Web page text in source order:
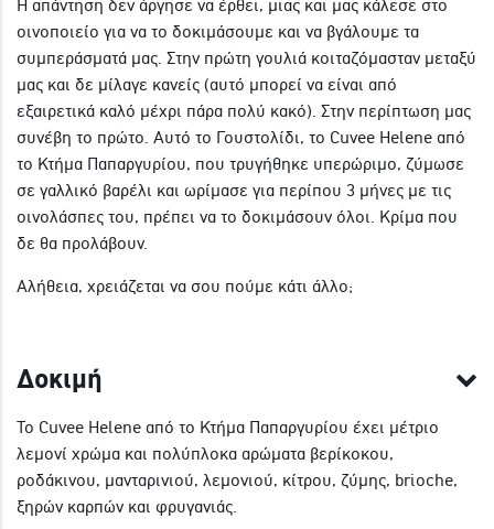
Η απάντηση δεν άργησε να έρθει, μιας και μας κάλεσε στο
οινοποιείο για να το δοκιμάσουμε και να βγάλουμε τα
συμπεράσματά μας. Στην πρώτη γουλιά κοιταζόμασταν μεταξύ
μας και δε μίλαγε κανείς (αυτό μπορεί να είναι από
εξαιρετικά καλό μέχρι πάρα πολύ κακό). Στην περίπτωση μας
συνέβη το πρώτο. Αυτό το Γουστολίδι, το Cuvee Helene από
το Κτήμα Παπαργυρίου, που τρυγήθηκε υπερώριμο, ζύμωσε
σε γαλλικό βαρέλι και ωρίμασε για περίπου 3 μήνες με τις
οινολάσπες του, πρέπει να το δοκιμάσουν όλοι. Κρίμα που
δε θα προλάβουν.
Αλήθεια, χρειάζεται να σου πούμε κάτι άλλο;
Δοκιμή
Το Cuvee Helene από το Κτήμα Παπαργυρίου έχει μέτριο
λεμονί χρώμα και πολύπλοκα αρώματα βερίκοκου,
ροδάκινου, μανταρινιού, λεμονιού, κίτρου, ζύμης, brioche,
ξηρών καρπών και φρυγανιάς.